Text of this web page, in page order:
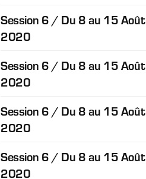
Session 6 / Du 8 au 15 Août
2020
Session 6 / Du 8 au 15 Août
2020
Session 6 / Du 8 au 15 Août
2020
Session 6 / Du 8 au 15 Août
2020